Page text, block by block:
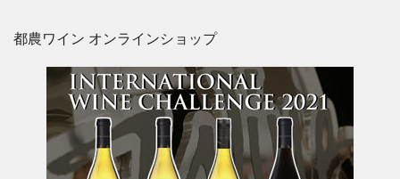
都農ワイン オンラインショップ